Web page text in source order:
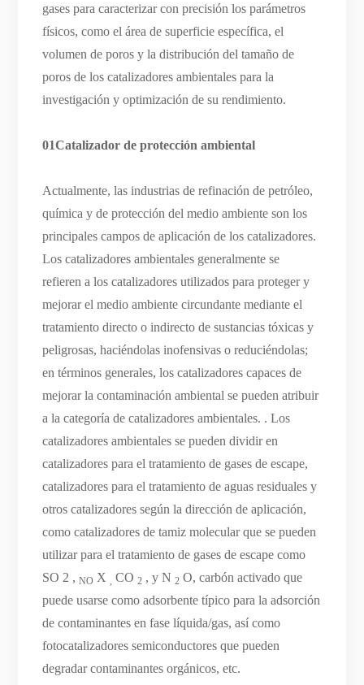
gases para caracterizar con precisión los parámetros
físicos, como el área de superficie específica, el
volumen de poros y la distribución del tamaño de
poros de los catalizadores ambientales para la
investigación y optimización de su rendimiento.
01Catalizador de protección ambiental
Actualmente, las industrias de refinación de petróleo,
química y de protección del medio ambiente son los
principales campos de aplicación de los catalizadores.
Los catalizadores ambientales generalmente se
refieren a los catalizadores utilizados para proteger y
mejorar el medio ambiente circundante mediante el
tratamiento directo o indirecto de sustancias tóxicas y
peligrosas, haciéndolas inofensivas o reduciéndolas;
en términos generales, los catalizadores capaces de
mejorar la contaminación ambiental se pueden atribuir
a la categoría de catalizadores ambientales. . Los
catalizadores ambientales se pueden dividir en
catalizadores para el tratamiento de gases de escape,
catalizadores para el tratamiento de aguas residuales y
otros catalizadores según la dirección de aplicación,
como catalizadores de tamiz molecular que se pueden
utilizar para el tratamiento de gases de escape como
SO 2 ,NO X CO2 , y N2 O, carbón activado que
puede usarse como adsorbente típico para la adsorción
de contaminantes en fase líquida/gas, así como
fotocatalizadores semiconductores que pueden
degradar contaminantes orgánicos, etc.